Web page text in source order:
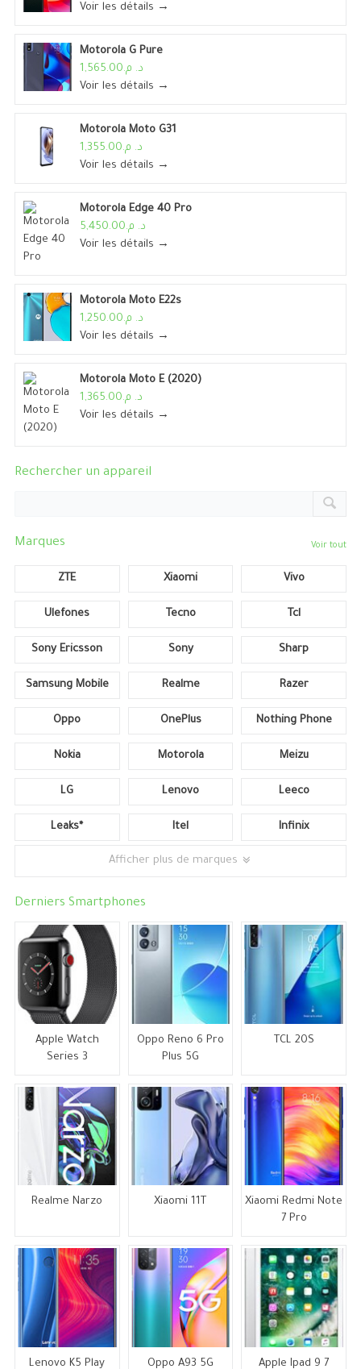
Voir les détails →
Motorola G Pure
د. م.1,565.00
Voir les détails →
Motorola Moto G31
د. م.1,355.00
Voir les détails →
Motorola Edge 40 Pro
د. م.5,450.00
Voir les détails →
Motorola Moto E22s
د. م.1,250.00
Voir les détails →
Motorola Moto E (2020)
د. م.1,365.00
Voir les détails →
Rechercher un appareil
Marques Voir tout
ZTE Xiaomi Vivo
Ulefones Tecno Tcl
Sony Ericsson Sony Sharp
Samsung Mobile Realme Razer
Oppo OnePlus Nothing Phone
Nokia Motorola Meizu
LG Lenovo Leeco
Leaks* Itel Infinix
Afficher plus de marques
Derniers Smartphones
Apple Watch
Series 3
Oppo Reno 6 Pro
Plus 5G
TCL 20S
Realme Narzo Xiaomi 11T
Xiaomi Redmi Note
7 Pro
Lenovo K5 Play Oppo A93 5G Apple Ipad 9 7